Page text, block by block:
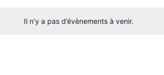
Il n’y a pas d’évènements à venir.